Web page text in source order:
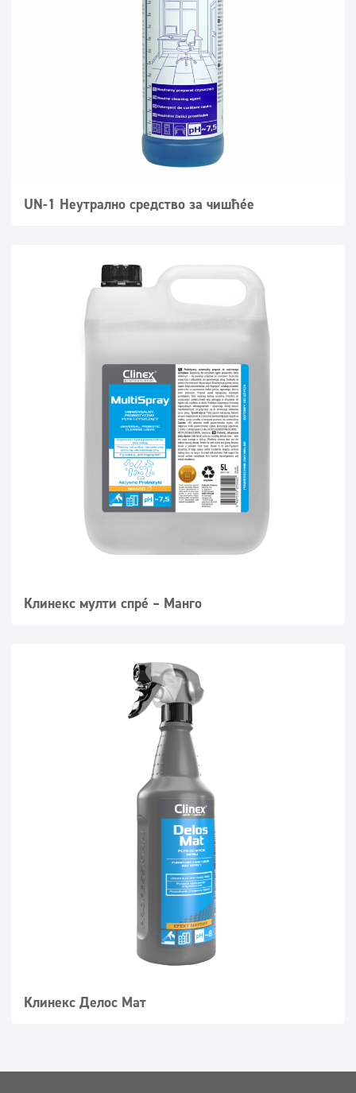
Површине које се перу
UN-1 Неутрално средство за чишћење
Клинекс мулти спреј – Манго
Клинекс Делос Мат